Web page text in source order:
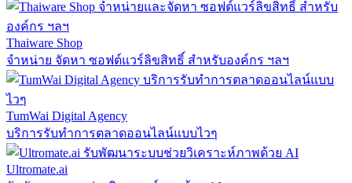
Thaiware Shop
จำหน่าย จัดหา ซอฟต์แวร์ลิขสิทธิ์ สำหรับองค์กร ฯลฯ
TumWai Digital Agency
บริการรับทำการตลาดออนไลน์แบบไวๆ
Ultromate.ai